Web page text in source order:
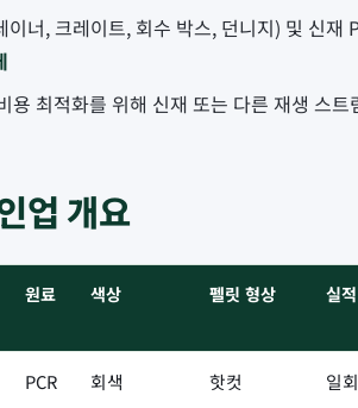
이너, 크레이트, 회수 박스, 던니지) 및 신
용 최적화를 위해 신재 또는 다른 재생 스
업 개요
원료 색상 펠릿 형상 실적
PCR 회색 핫컷 일